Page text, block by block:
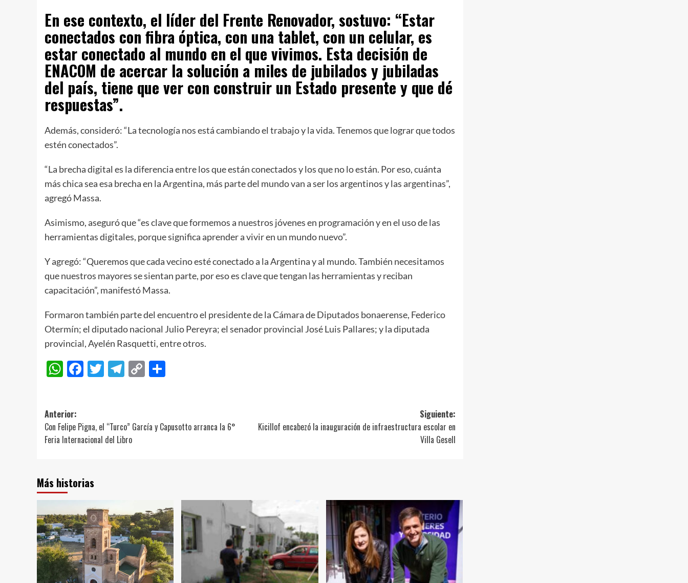
En ese contexto, el líder del Frente Renovador, sostuvo: “Estar
conectados con fibra óptica, con una tablet, con un celular, es
estar conectado al mundo en el que vivimos. Esta decisión de
ENACOM de acercar la solución a miles de jubilados y jubiladas
del país, tiene que ver con construir un Estado presente y que dé
respuestas”.
Además, consideró: “La tecnología nos está cambiando el trabajo y la vida. Tenemos que lograr que todos
estén conectados”.
“La brecha digital es la diferencia entre los que están conectados y los que no lo están. Por eso, cuánta
más chica sea esa brecha en la Argentina, más parte del mundo van a ser los argentinos y las argentinas”,
agregó Massa.
Asimismo, aseguró que “es clave que formemos a nuestros jóvenes en programación y en el uso de las
herramientas digitales, porque significa aprender a vivir en un mundo nuevo”.
Y agregó: “Queremos que cada vecino esté conectado a la Argentina y al mundo. También necesitamos
que nuestros mayores se sientan parte, por eso es clave que tengan las herramientas y reciban
capacitación”, manifestó Massa.
Formaron también parte del encuentro el presidente de la Cámara de Diputados bonaerense, Federico
Otermín; el diputado nacional Julio Pereyra; el senador provincial José Luis Pallares; y la diputada
provincial, Ayelén Rasquetti, entre otros.
WhatsApp
Facebook
Twitter
Telegram
Copy
Navegación
de
entradas
Anterior:
Con Felipe Pigna, el “Turco” García y Capusotto arranca la 6°
Feria Internacional del Libro
Siguiente:
Kicillof encabezó la inauguración de infraestructura escolar en
Villa Gesell
Más historias